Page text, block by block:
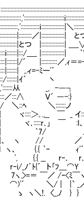
＼
とつ
＿
|::::::::::::::::| ｀
／,ｨ＝=-<､
,.ィ=-ﾐー'´
ｲ´ 丶 |
_, -―┐ |
| /:|:::::::::::::::} 言
ノ ,ｲ
￣ _ イ::::|ｉ
￣ :l、_|__;｣
｛|:::／
r┴<`く
'´l⌒ヽ.
r､し
⌒Y i_ｌ
/ｰ<ﾐ￣
_／
ﾉ } } /